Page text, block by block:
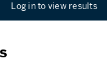
Log in to view results